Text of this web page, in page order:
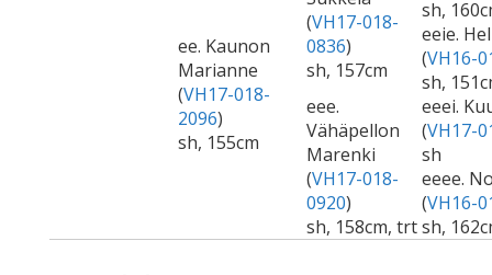
ee. Kaunon
Marianne
(VH17-018-
2096)
sh, 155cm
(VH17-018-
0836)
sh, 157cm
sh,
eeie.
(VH16-
sh,
eee.
Vähäpellon
Marenki
(VH17-018-
0920)
sh, 158cm, trt
eeei.
(VH17-
sh
eeee.
(VH16-
sh,